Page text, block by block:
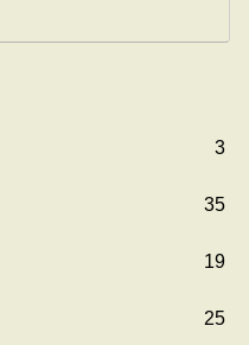
3
35
19
25